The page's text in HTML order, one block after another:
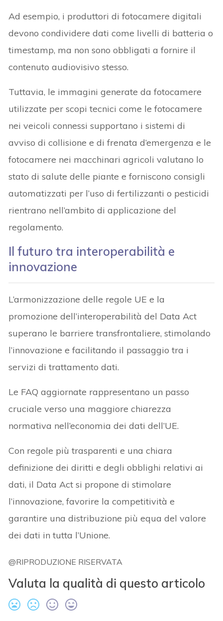
Ad esempio, i produttori di fotocamere digitali
devono condividere dati come livelli di batteria o
timestamp, ma non sono obbligati a fornire il
contenuto audiovisivo stesso.
Tuttavia, le immagini generate da fotocamere
utilizzate per scopi tecnici come le fotocamere
nei veicoli connessi supportano i sistemi di
avviso di collisione e di frenata d’emergenza e le
fotocamere nei macchinari agricoli valutano lo
stato di salute delle piante e forniscono consigli
automatizzati per l’uso di fertilizzanti o pesticidi
rientrano nell’ambito di applicazione del
regolamento.
Il futuro tra interoperabilità e
innovazione
L’armonizzazione delle regole UE e la
promozione dell’interoperabilità del Data Act
superano le barriere transfrontaliere, stimolando
l’innovazione e facilitando il passaggio tra i
servizi di trattamento dati.
Le FAQ aggiornate rappresentano un passo
cruciale verso una maggiore chiarezza
normativa nell’economia dei dati dell’UE.
Con regole più trasparenti e una chiara
definizione dei diritti e degli obblighi relativi ai
dati, il Data Act si propone di stimolare
l’innovazione, favorire la competitività e
garantire una distribuzione più equa del valore
dei dati in tutta l’Unione.
@RIPRODUZIONE RISERVATA
Valuta la qualità di questo articolo